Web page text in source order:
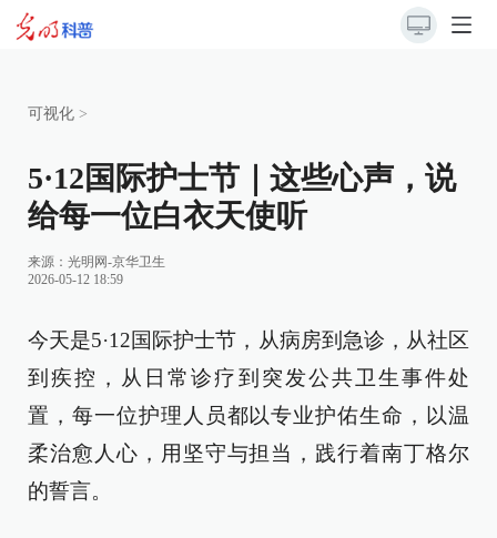
可视化 >
5·12国际护士节｜这些心声，说
给每一位白衣天使听
来源：光明网-京华卫生
2026-05-12 18:59
今天是5·12国际护士节，从病房到急诊，从社区
到疾控，从日常诊疗到突发公共卫生事件处
置，每一位护理人员都以专业护佑生命，以温
柔治愈人心，用坚守与担当，践行着南丁格尔
的誓言。